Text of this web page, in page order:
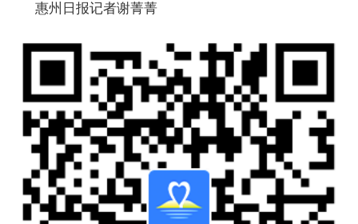
惠州日报记者谢菁菁